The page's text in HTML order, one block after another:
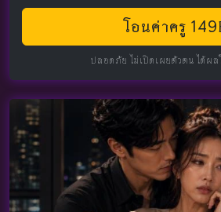
โอนค่าครู
ปลอดภัย ไม่เปิดเผยตัวตน ได้ผล